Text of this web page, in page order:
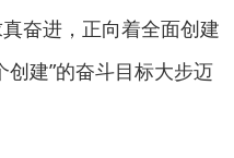
奋进，正向着全面创建
建”的奋斗目标大步迈